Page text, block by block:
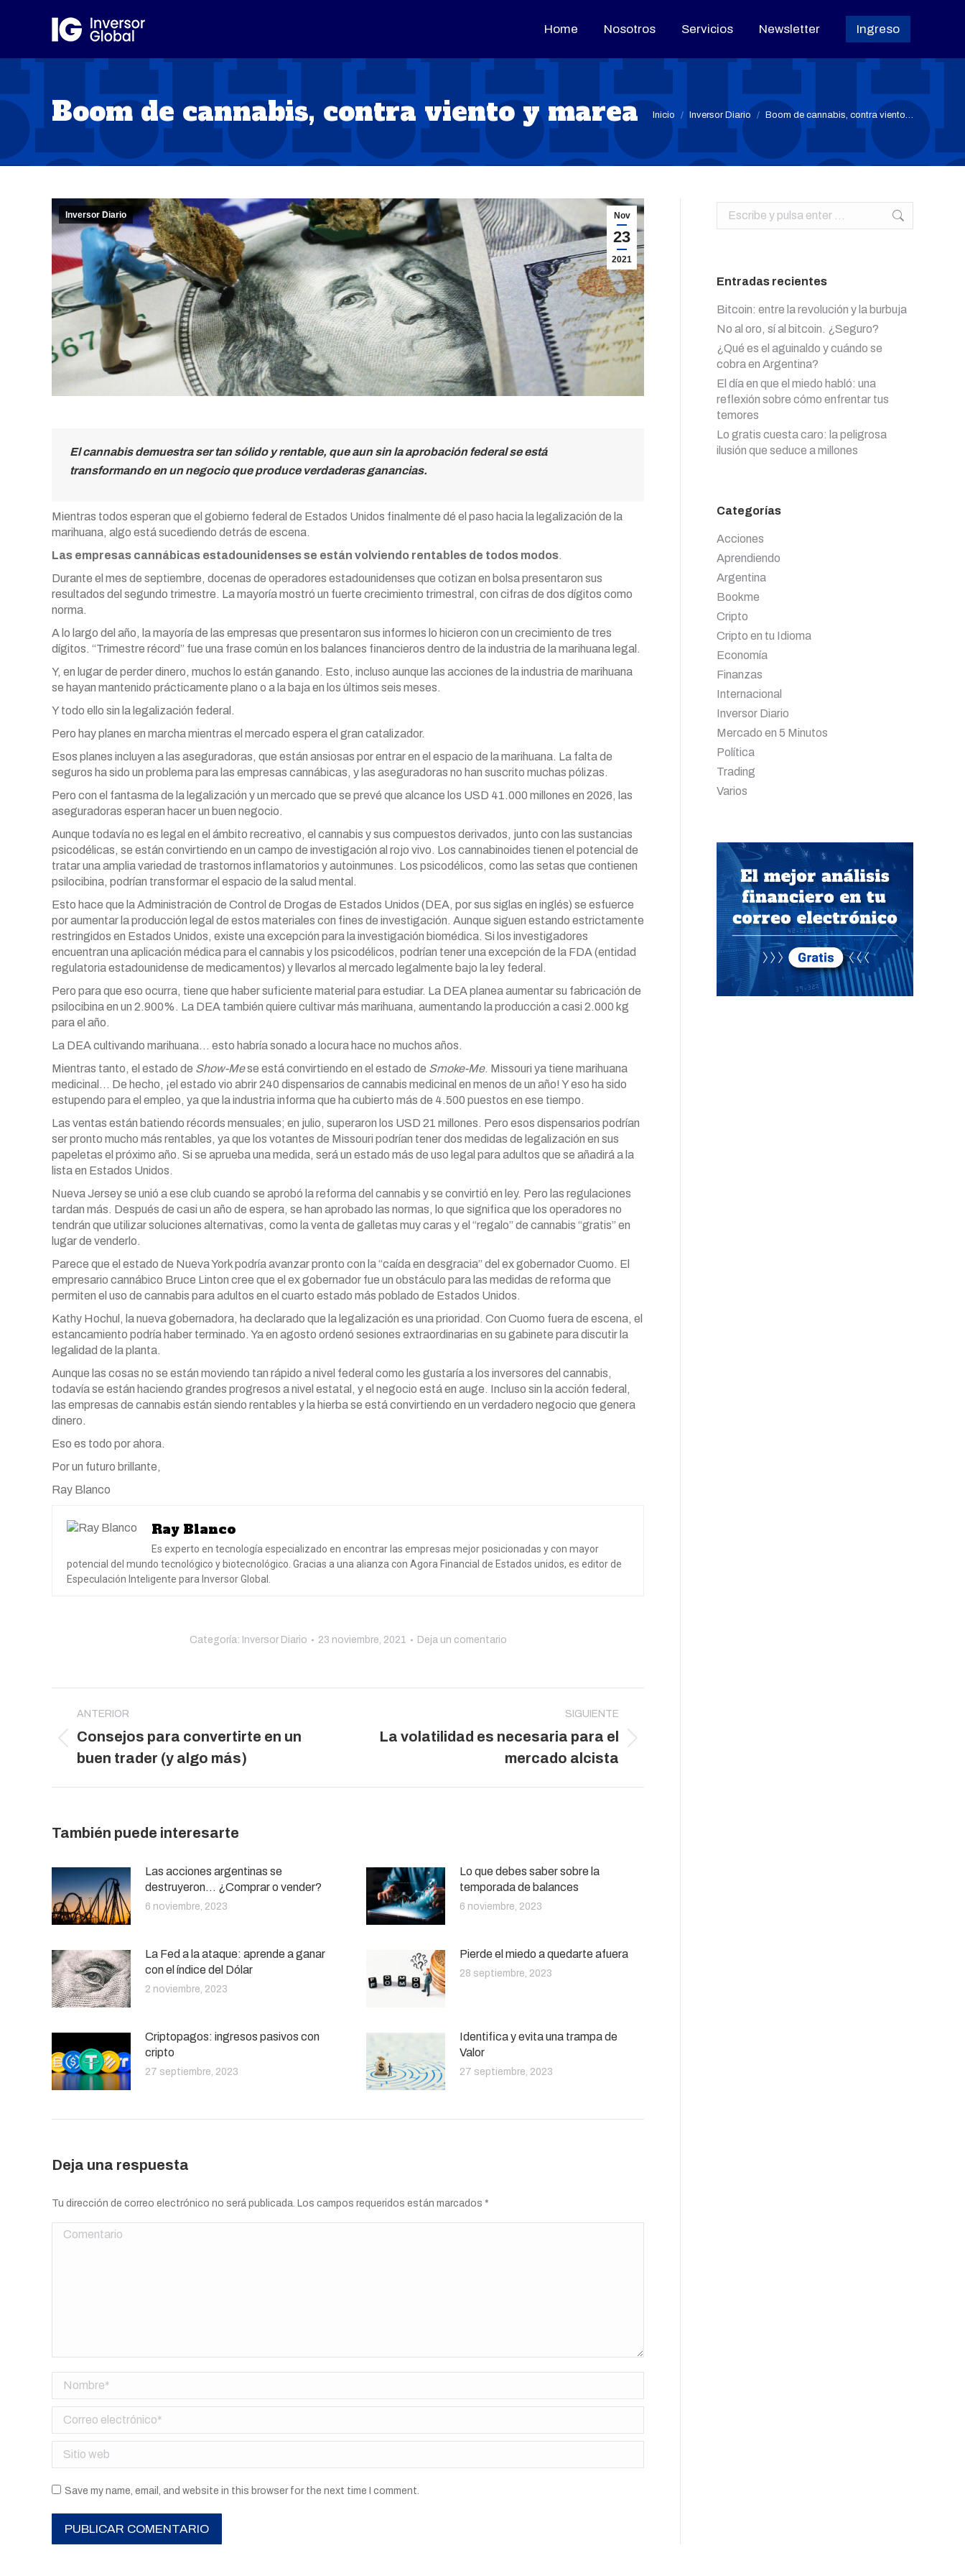
Home Nosotros Servicios Newsletter Ingreso
Boom de cannabis, contra viento y marea Estás aquí:
Inicio Inversor Diario Boom de cannabis, contra viento…
Nov
23
2021
Inversor Diario
El cannabis demuestra ser tan sólido y rentable, que aun sin la aprobación federal se está
transformando en un negocio que produce verdaderas ganancias.
Mientras todos esperan que el gobierno federal de Estados Unidos finalmente dé el paso hacia la legalización de la
marihuana, algo está sucediendo detrás de escena.
Las empresas cannábicas estadounidenses se están volviendo rentables de todos modos.
Durante el mes de septiembre, docenas de operadores estadounidenses que cotizan en bolsa presentaron sus
resultados del segundo trimestre. La mayoría mostró un fuerte crecimiento trimestral, con cifras de dos dígitos como
norma.
A lo largo del año, la mayoría de las empresas que presentaron sus informes lo hicieron con un crecimiento de tres
dígitos. “Trimestre récord” fue una frase común en los balances financieros dentro de la industria de la marihuana legal.
Y, en lugar de perder dinero, muchos lo están ganando. Esto, incluso aunque las acciones de la industria de marihuana
se hayan mantenido prácticamente plano o a la baja en los últimos seis meses.
Y todo ello sin la legalización federal.
Pero hay planes en marcha mientras el mercado espera el gran catalizador.
Esos planes incluyen a las aseguradoras, que están ansiosas por entrar en el espacio de la marihuana. La falta de
seguros ha sido un problema para las empresas cannábicas, y las aseguradoras no han suscrito muchas pólizas.
Pero con el fantasma de la legalización y un mercado que se prevé que alcance los USD 41.000 millones en 2026, las
aseguradoras esperan hacer un buen negocio.
Aunque todavía no es legal en el ámbito recreativo, el cannabis y sus compuestos derivados, junto con las sustancias
psicodélicas, se están convirtiendo en un campo de investigación al rojo vivo. Los cannabinoides tienen el potencial de
tratar una amplia variedad de trastornos inflamatorios y autoinmunes. Los psicodélicos, como las setas que contienen
psilocibina, podrían transformar el espacio de la salud mental.
Esto hace que la Administración de Control de Drogas de Estados Unidos (DEA, por sus siglas en inglés) se esfuerce
por aumentar la producción legal de estos materiales con fines de investigación. Aunque siguen estando estrictamente
restringidos en Estados Unidos, existe una excepción para la investigación biomédica. Si los investigadores
encuentran una aplicación médica para el cannabis y los psicodélicos, podrían tener una excepción de la FDA (entidad
regulatoria estadounidense de medicamentos) y llevarlos al mercado legalmente bajo la ley federal.
Pero para que eso ocurra, tiene que haber suficiente material para estudiar. La DEA planea aumentar su fabricación de
psilocibina en un 2.900%. La DEA también quiere cultivar más marihuana, aumentando la producción a casi 2.000 kg
para el año.
La DEA cultivando marihuana… esto habría sonado a locura hace no muchos años.
Mientras tanto, el estado de Show-Mese está convirtiendo en el estado de Smoke-Me. Missouri ya tiene marihuana
medicinal… De hecho, ¡el estado vio abrir 240 dispensarios de cannabis medicinal en menos de un año! Y eso ha sido
estupendo para el empleo, ya que la industria informa que ha cubierto más de 4.500 puestos en ese tiempo.
Las ventas están batiendo récords mensuales; en julio, superaron los USD 21 millones. Pero esos dispensarios podrían
ser pronto mucho más rentables, ya que los votantes de Missouri podrían tener dos medidas de legalización en sus
papeletas el próximo año. Si se aprueba una medida, será un estado más de uso legal para adultos que se añadirá a la
lista en Estados Unidos.
Nueva Jersey se unió a ese club cuando se aprobó la reforma del cannabis y se convirtió en ley. Pero las regulaciones
tardan más. Después de casi un año de espera, se han aprobado las normas, lo que significa que los operadores no
tendrán que utilizar soluciones alternativas, como la venta de galletas muy caras y el “regalo” de cannabis “gratis” en
lugar de venderlo.
Parece que el estado de Nueva York podría avanzar pronto con la “caída en desgracia” del ex gobernador Cuomo. El
empresario cannábico Bruce Linton cree que el ex gobernador fue un obstáculo para las medidas de reforma que
permiten el uso de cannabis para adultos en el cuarto estado más poblado de Estados Unidos.
Kathy Hochul, la nueva gobernadora, ha declarado que la legalización es una prioridad. Con Cuomo fuera de escena, el
estancamiento podría haber terminado. Ya en agosto ordenó sesiones extraordinarias en su gabinete para discutir la
legalidad de la planta.
Aunque las cosas no se están moviendo tan rápido a nivel federal como les gustaría a los inversores del cannabis,
todavía se están haciendo grandes progresos a nivel estatal, y el negocio está en auge. Incluso sin la acción federal,
las empresas de cannabis están siendo rentables y la hierba se está convirtiendo en un verdadero negocio que genera
dinero.
Eso es todo por ahora.
Por un futuro brillante,
Ray Blanco
Ray Blanco
Es experto en tecnología especializado en encontrar las empresas mejor posicionadas y con mayor
potencial del mundo tecnológico y biotecnológico. Gracias a una alianza con Agora Financial de Estados unidos, es editor de
Especulación Inteligente para Inversor Global.
Categoría: Inversor Diario 23 noviembre, 2021 Deja un comentario
entre
publicaciones
ANTERIOR
Publicación
anterior:
Consejos para convertirte en un
buen trader (y algo más)
SIGUIENTE
Publicación
La volatilidad es necesaria para el
mercado alcista
También puede interesarte
Las acciones argentinas se
destruyeron… ¿Comprar o vender?
6 noviembre, 2023
Lo que debes saber sobre la
temporada de balances
6 noviembre, 2023
La Fed a la ataque: aprende a ganar
con el índice del Dólar
2 noviembre, 2023
Pierde el miedo a quedarte afuera
28 septiembre, 2023
Criptopagos: ingresos pasivos con
cripto
27 septiembre, 2023
Identifica y evita una trampa de
Valor
27 septiembre, 2023
Deja una respuesta
Tu dirección de correo electrónico no será publicada. Los campos requeridos están marcados *
Comentario
Nombre *
Correo electrónico *
Sitio web
Save my name, email, and website in this browser for the next time I comment.
PUBLICAR COMENTARIO
Buscar:
Entradas recientes
Bitcoin: entre la revolución y la burbuja
No al oro, sí al bitcoin. ¿Seguro?
¿Qué es el aguinaldo y cuándo se
cobra en Argentina?
El día en que el miedo habló: una
reflexión sobre cómo enfrentar tus
temores
Lo gratis cuesta caro: la peligrosa
ilusión que seduce a millones
Categorías
Acciones
Aprendiendo
Argentina
Bookme
Cripto
Cripto en tu Idioma
Economía
Finanzas
Internacional
Inversor Diario
Mercado en 5 Minutos
Política
Trading
Varios
Home Nosotros Servicios Newsletter Ingreso